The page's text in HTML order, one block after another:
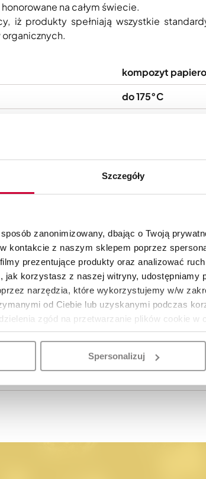
Szczegóły
zanonimizowany, dbając o Twoją
kontakcie z naszym sklepem poprzez
prezentujące produkty oraz analizować
korzystasz z naszej witryny, udostępniamy
narzędzia, które wykorzystujemy w/w
od Ciebie lub uzyskanymi podczas
zgód na przetwarzanie plików cookie w
Spersonalizuj
na całym świecie.
iż produkty spełniają wszystkie
kompozyt
do 175°C
dożywotnia
6 mm
230 mm
440 g
Ograniczona
7613329156032